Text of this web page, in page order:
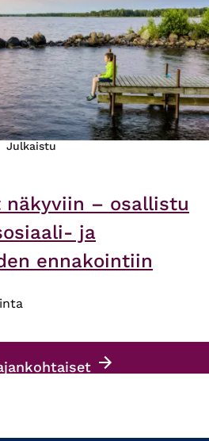
Julkaistu
näkyviin – osallistu
ja
ennakointiin